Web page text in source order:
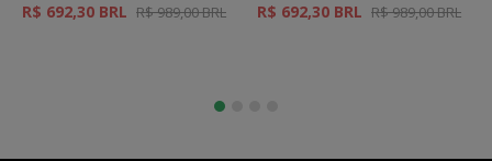
R$ 692,30 BRL R$ 989,00 BRL
R$ 692,30 BRL R$ 989,00 BRL